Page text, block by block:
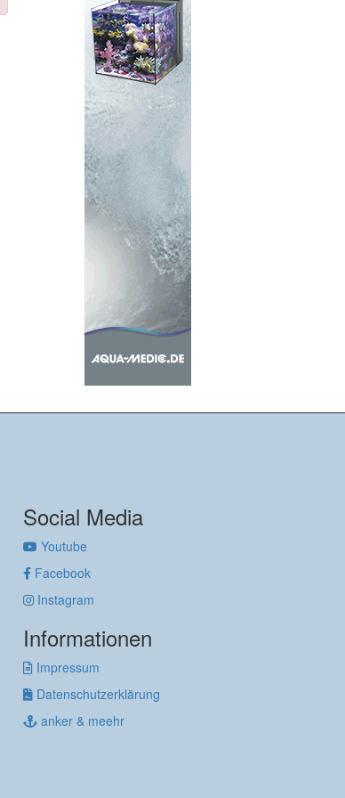
Social Media
Youtube
Facebook
Instagram
Informationen
Impressum
Datenschutzerklärung
anker & meehr